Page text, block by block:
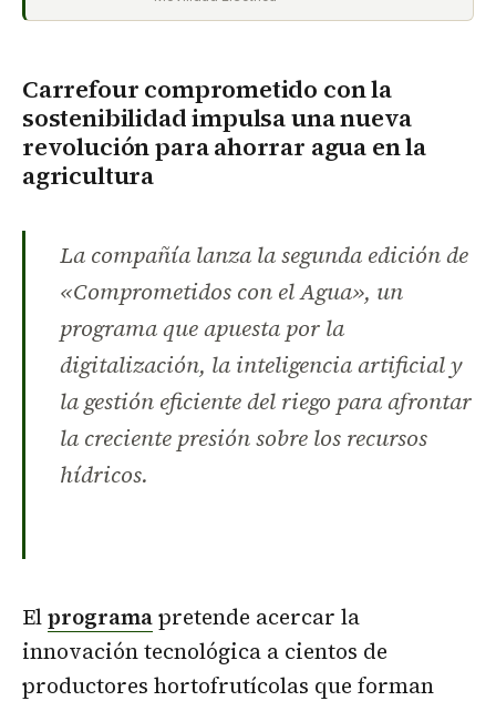
Carrefour comprometido con la
sostenibilidad impulsa una nueva
revolución para ahorrar agua en la
agricultura
La compañía lanza la segunda edición de
«Comprometidos con el Agua», un
programa que apuesta por la
digitalización, la inteligencia artificial y
la gestión eficiente del riego para afrontar
la creciente presión sobre los recursos
hídricos.
Elprogramapretende acercar la
innovación tecnológica a cientos de
productores hortofrutícolas que forman